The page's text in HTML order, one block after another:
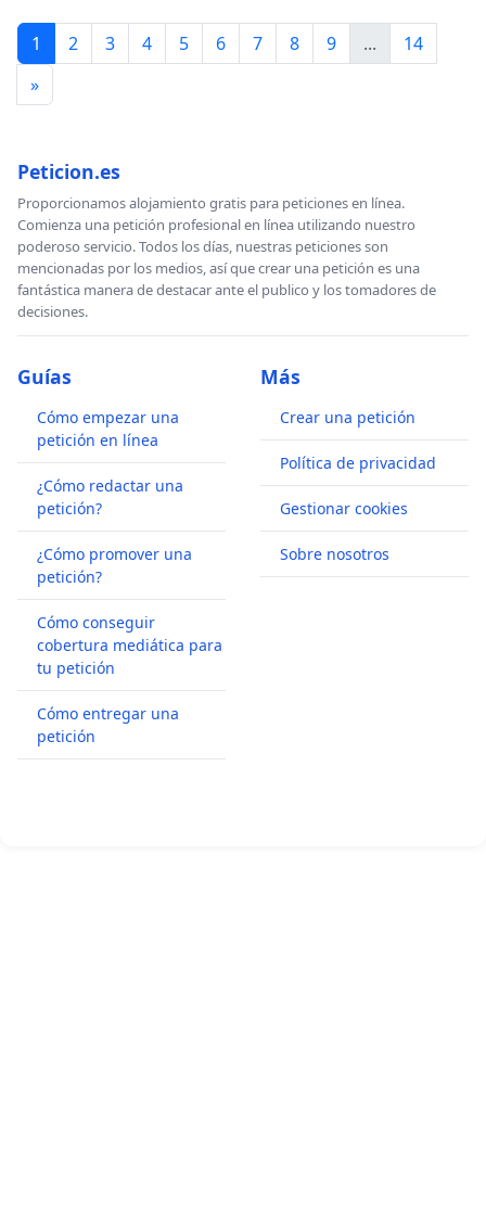
1 2 3 4 5 6 7 8 9 ...
14
»
Peticion.es
Proporcionamos alojamiento gratis para peticiones en línea.
Comienza una petición profesional en línea utilizando nuestro
poderoso servicio. Todos los días, nuestras peticiones son
mencionadas por los medios, así que crear una petición es una
fantástica manera de destacar ante el publico y los tomadores de
decisiones.
Guías
Cómo empezar una
petición en línea
¿Cómo redactar una
petición?
¿Cómo promover una
petición?
Cómo conseguir
cobertura mediática para
tu petición
Cómo entregar una
petición
Más
Crear una petición
Política de privacidad
Gestionar cookies
Sobre nosotros